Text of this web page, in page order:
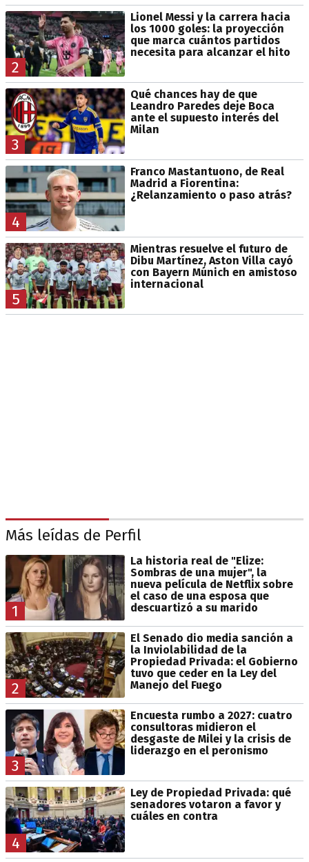
2
Lionel Messi y la carrera hacia
los 1000 goles: la proyección
que marca cuántos partidos
necesita para alcanzar el hito
3
Qué chances hay de que
Leandro Paredes deje Boca
ante el supuesto interés del
Milan
4
Franco Mastantuono, de Real
Madrid a Fiorentina:
¿Relanzamiento o paso atrás?
5
Mientras resuelve el futuro de
Dibu Martínez, Aston Villa cayó
con Bayern Múnich en amistoso
internacional
Más leídas de Perfil
1
La historia real de "Elize:
Sombras de una mujer", la
nueva película de Netflix sobre
el caso de una esposa que
descuartizó a su marido
2
El Senado dio media sanción a
la Inviolabilidad de la
Propiedad Privada: el Gobierno
tuvo que ceder en la Ley del
Manejo del Fuego
3
Encuesta rumbo a 2027: cuatro
consultoras midieron el
desgaste de Milei y la crisis de
liderazgo en el peronismo
4
Ley de Propiedad Privada: qué
senadores votaron a favor y
cuáles en contra